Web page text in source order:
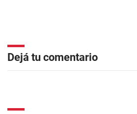
Dejá tu comentario